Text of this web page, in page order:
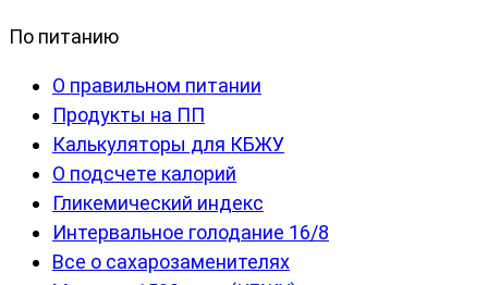
По питанию
О правильном питании
Продукты на ПП
Калькуляторы для КБЖУ
О подсчете калорий
Гликемический индекс
Интервальное голодание 16/8
Все о сахарозаменителях